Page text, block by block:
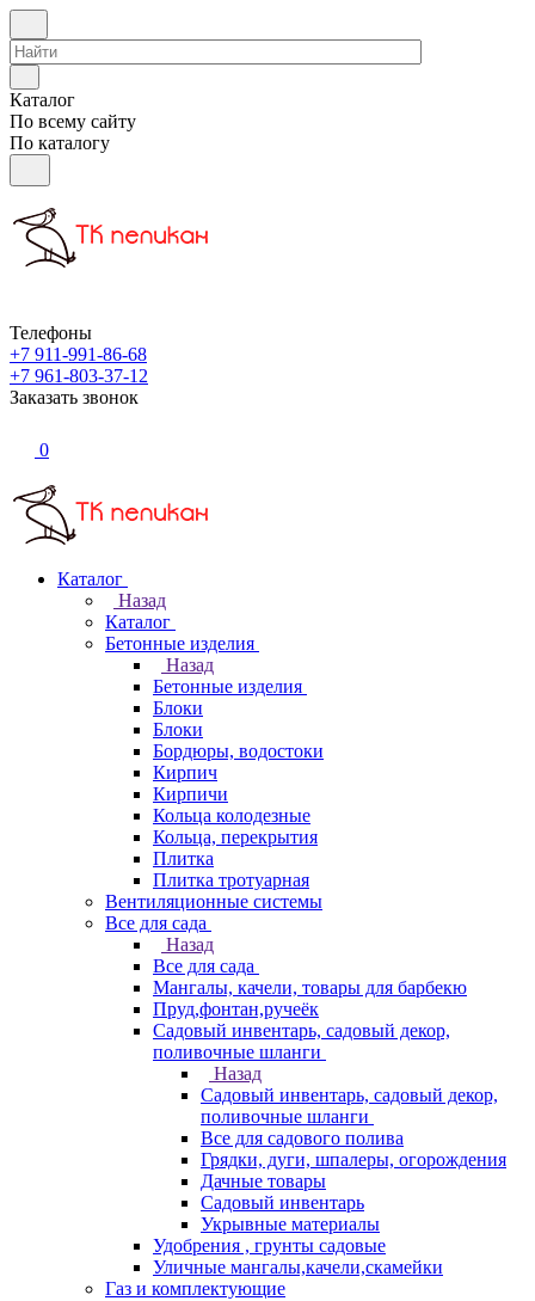
Каталог
По всему сайту
По каталогу
Телефоны
+7 911-991-86-68
+7 961-803-37-12
Заказать звонок
0
Каталог
Назад
Каталог
Бетонные изделия
Назад
Бетонные изделия
Блоки
Блоки
Бордюры, водостоки
Кирпич
Кирпичи
Кольца колодезные
Кольца, перекрытия
Плитка
Плитка тротуарная
Вентиляционные системы
Все для сада
Назад
Все для сада
Мангалы, качели, товары для барбекю
Пруд,фонтан,ручеёк
Садовый инвентарь, садовый декор,
поливочные шланги
Назад
Садовый инвентарь, садовый декор,
поливочные шланги
Все для садового полива
Грядки, дуги, шпалеры, огорождения
Дачные товары
Садовый инвентарь
Укрывные материалы
Удобрения , грунты садовые
Уличные мангалы,качели,скамейки
Газ и комплектующие